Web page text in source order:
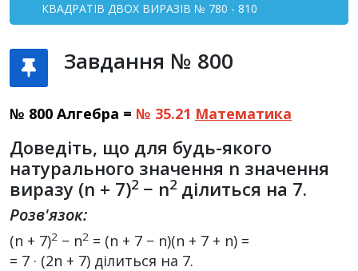
КВАДРАТІВ ДВОХ ВИРАЗІВ № 780 - 810
Завдання № 800
№ 800 Алгебра = № 35.21 Математика
Доведіть, що для будь-якого
натурального значення n значення
виразу (n + 7)2 − n2 ділиться на 7.
Розв'язок:
(n + 7)2 − n2 = (n + 7 − n)(n + 7 + n) =
= 7 · (2n + 7) ділиться на 7.